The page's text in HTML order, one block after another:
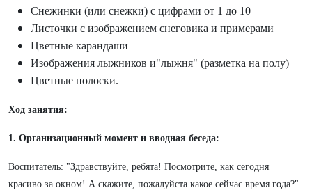
Снежинки (или снежки) с цифрами от 1 до 10
Листочки с изображением снеговика и примерами
Цветные карандаши
Изображения лыжников и"лыжня" (разметка на полу)
Цветные полоски.
Ход занятия:
1. Организационный момент и вводная беседа:
Воспитатель: "Здравствуйте, ребята! Посмотрите, как сегодня
красиво за окном! А скажите, пожалуйста какое сейчас время года?"